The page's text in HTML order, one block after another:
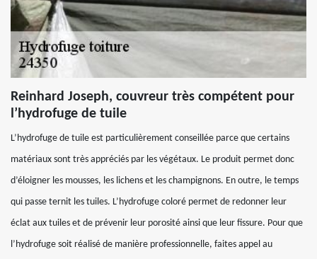
Reinhard Joseph, couvreur très compétent pour
l’hydrofuge de tuile
L’hydrofuge de tuile est particulièrement conseillée parce que certains
matériaux sont très appréciés par les végétaux. Le produit permet donc
d’éloigner les mousses, les lichens et les champignons. En outre, le temps
qui passe ternit les tuiles. L’hydrofuge coloré permet de redonner leur
éclat aux tuiles et de prévenir leur porosité ainsi que leur fissure. Pour que
l’hydrofuge soit réalisé de manière professionnelle, faites appel au